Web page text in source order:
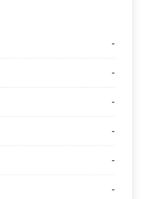
-
-
-
-
-
-